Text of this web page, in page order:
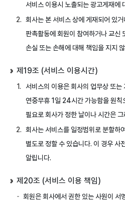
서비스 이용시 노출되는 광고게재에
회사는 본 서비스 상에 게재되어 있
판촉활동에 회원이 참여하거나 교신
손실 또는 손해에 대해 책임을 지지
제19조 (서비스 이용시간)
서비스의 이용은 회사의 업무상 또
연중무휴 1일 24시간 가능함을 원칙
필요로 회사가 정한 날이나 시간은
회사는 서비스를 일정범위로 분할하
별도로 정할 수 있습니다. 이 경우 사
알립니다.
제20조 (서비스 이용 책임)
회원은 회사에서 권한 있는 사원이 서